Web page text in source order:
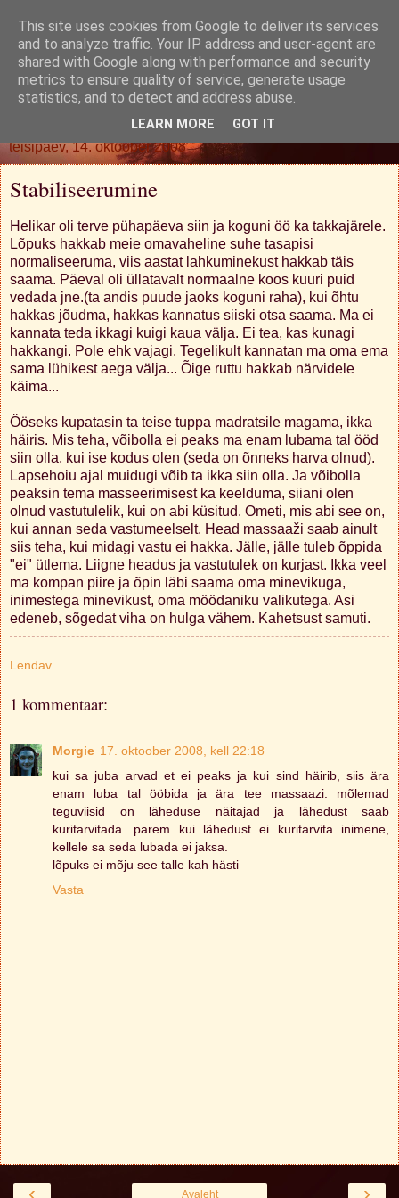
Oh. Jah. Muidugi.
teisipäev, 14. oktoober 2008
Stabiliseerumine
Helikar oli terve pühapäeva siin ja koguni öö ka takkajärele.
Lõpuks hakkab meie omavaheline suhe tasapisi
normaliseeruma, viis aastat lahkuminekust hakkab täis
saama. Päeval oli üllatavalt normaalne koos kuuri puid
vedada jne.(ta andis puude jaoks koguni raha), kui õhtu
hakkas jõudma, hakkas kannatus siiski otsa saama. Ma ei
kannata teda ikkagi kuigi kaua välja. Ei tea, kas kunagi
hakkangi. Pole ehk vajagi. Tegelikult kannatan ma oma ema
sama lühikest aega välja... Õige ruttu hakkab närvidele
käima...
Ööseks kupatasin ta teise tuppa madratsile magama, ikka
häiris. Mis teha, võibolla ei peaks ma enam lubama tal ööd
siin olla, kui ise kodus olen (seda on õnneks harva olnud).
Lapsehoiu ajal muidugi võib ta ikka siin olla. Ja võibolla
peaksin tema masseerimisest ka keelduma, siiani olen
olnud vastutulelik, kui on abi küsitud. Ometi, mis abi see on,
kui annan seda vastumeelselt. Head massaaži saab ainult
siis teha, kui midagi vastu ei hakka. Jälle, jälle tuleb õppida
"ei" ütlema. Liigne headus ja vastutulek on kurjast. Ikka veel
ma kompan piire ja õpin läbi saama oma minevikuga,
inimestega minevikust, oma möödaniku valikutega. Asi
edeneb, sõgedat viha on hulga vähem. Kahetsust samuti.
Lendav
1 kommentaar:
Morgie 17. oktoober 2008, kell 22:18
kui sa juba arvad et ei peaks ja kui sind häirib, siis ära
enam luba tal ööbida ja ära tee massaazi. mõlemad
teguviisid on läheduse näitajad ja lähedust saab
kuritarvitada. parem kui lähedust ei kuritarvita inimene,
kellele sa seda lubada ei jaksa.
lõpuks ei mõju see talle kah hästi
Vasta
‹ ›
Avaleht
This site uses cookies from Google to deliver its services
and to analyze traffic. Your IP address and user-agent are
shared with Google along with performance and security
metrics to ensure quality of service, generate usage
statistics, and to detect and address abuse.
LEARN MORE GOT IT